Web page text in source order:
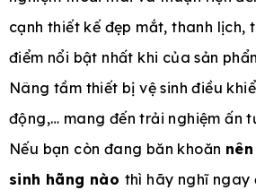
cạnh thiết kế đẹp mắt, thanh lịch,
điểm nổi bật nhất khi của sản
Nâng tầm thiết bị vệ sinh điều
động,… mang đến trải nghiệm ấn
Nếu bạn còn đang băn khoăn
sinh hãng nào thì hãy nghĩ ngay